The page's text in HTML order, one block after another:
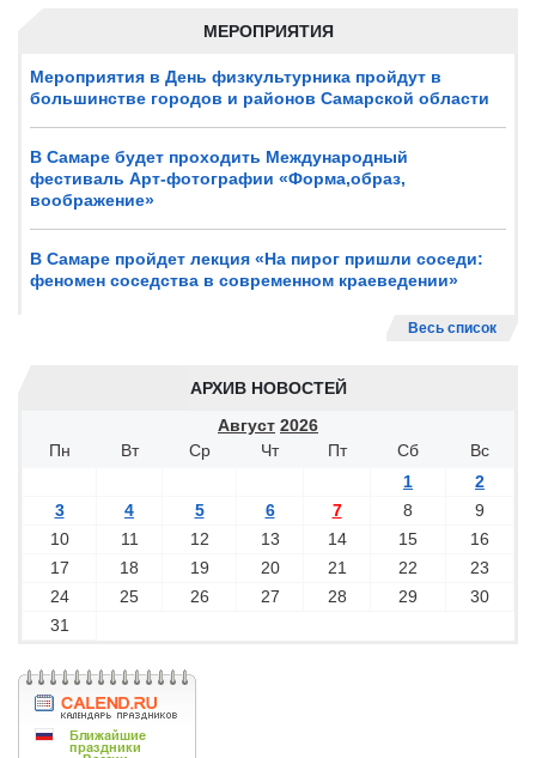
МЕРОПРИЯТИЯ
Мероприятия в День физкультурника пройдут в
большинстве городов и районов Самарской области
В Самаре будет проходить Международный
фестиваль Арт-фотографии «Форма,образ,
воображение»
В Самаре пройдет лекция «На пирог пришли соседи:
феномен соседства в современном краеведении»
Весь список
АРХИВ НОВОСТЕЙ
Август 2026
Пн
Вт Ср Чт Пт Сб
Вс
1
2
3
4 5 6 7 8
9
10
11 12 13 14 15
16
17
18 19 20 21 22
23
24
25 26 27 28 29
30
31